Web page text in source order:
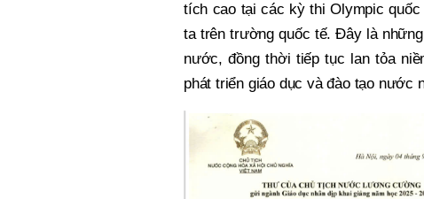
tích cao tại các kỳ thi Olympic
ta trên trường quốc tế. Đây là
nước, đồng thời tiếp tục lan tỏa
phát triển giáo dục và đào tạo nước